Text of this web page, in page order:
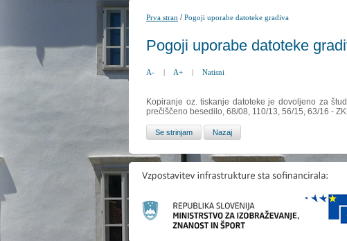
Prva stran /Pogoji uporabe datoteke gradiva
Pogoji uporabe datoteke
A- | A+ | Natisni
Kopiranje oz. tiskanje datoteke je dovoljeno za
prečiščeno besedilo, 68/08, 110/13, 56/15, 63/16 -